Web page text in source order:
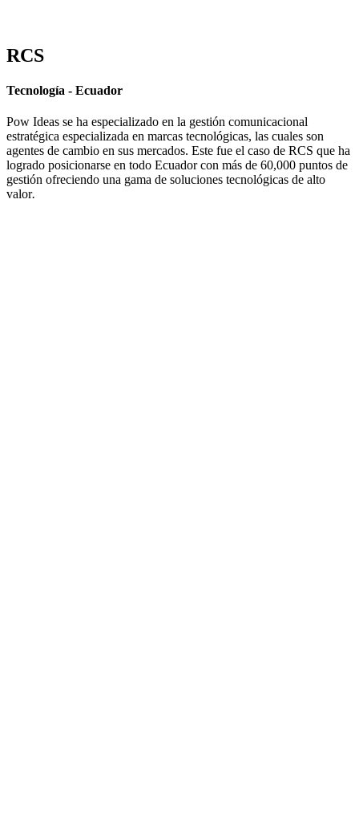
RCS
Tecnología - Ecuador
Pow Ideas se ha especializado en la gestión comunicacional
estratégica especializada en marcas tecnológicas, las cuales son
agentes de cambio en sus mercados. Este fue el caso de RCS que ha
logrado posicionarse en todo Ecuador con más de 60,000 puntos de
gestión ofreciendo una gama de soluciones tecnológicas de alto
valor.